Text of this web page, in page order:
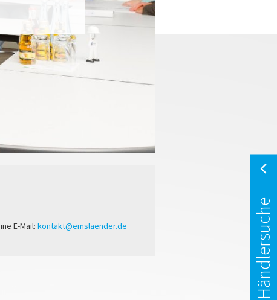
E-Mail: kontakt@emslaender.de Händlersuche